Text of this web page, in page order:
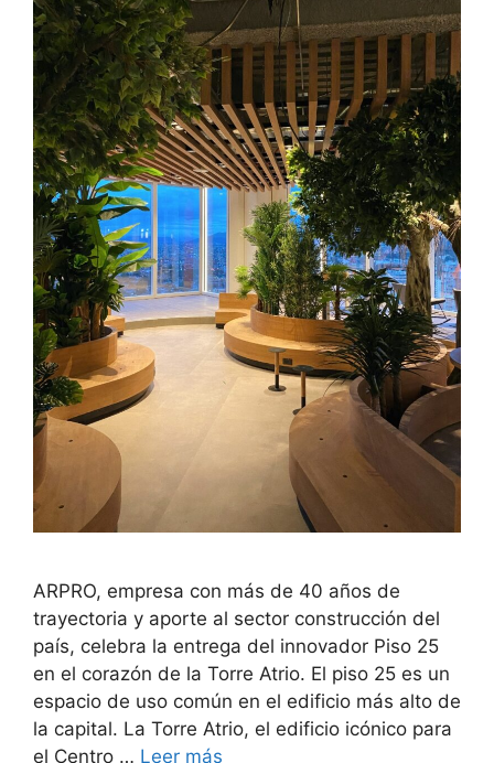
ARPRO, empresa con más de 40 años de
trayectoria y aporte al sector construcción del
país, celebra la entrega del innovador Piso 25
en el corazón de la Torre Atrio. El piso 25 es un
espacio de uso común en el edificio más alto de
la capital. La Torre Atrio, el edificio icónico para
el Centro … Leer más